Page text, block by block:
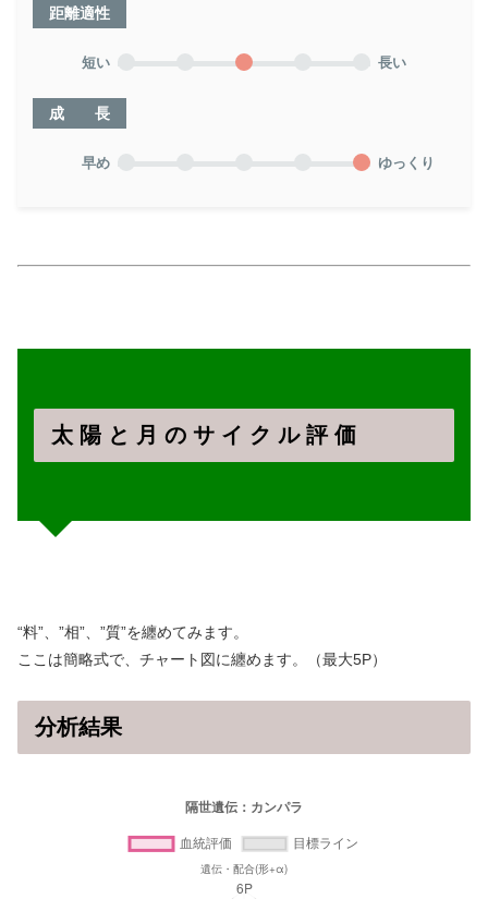
距離適性
短い 長い
成 長
早め ゆっくり
太 陽 と 月 の サ イ ク ル 評 価
“料”、”相”、”質”を纏めてみます。
ここは簡略式で、チャート図に纏めます。（最大5P）
分析結果